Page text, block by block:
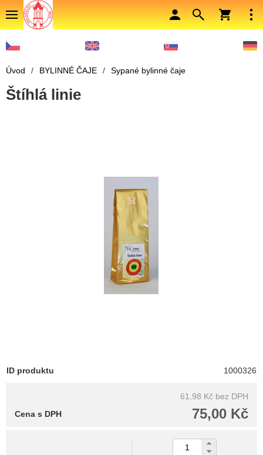
Úvod / BYLINNÉ ČAJE / Sypané bylinné čaje
Štíhlá linie
ID produktu 1000326
61,98 Kč bez DPH
75,00 Kč
Cena s DPH